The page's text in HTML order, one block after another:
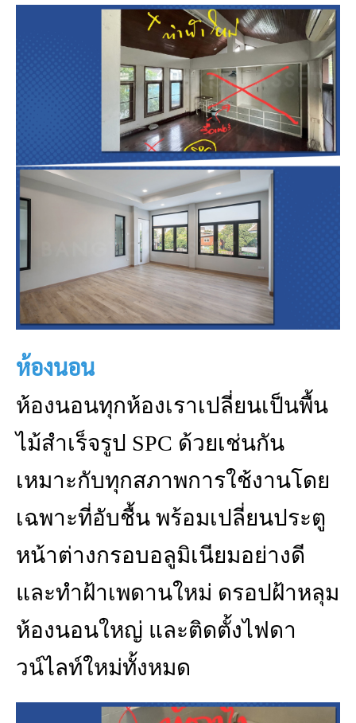
ห้องนอน
ห้องนอนทุกห้องเราเปลี่ยนเป็นพื้น
ไม้สำเร็จรูป SPC ด้วยเช่นกัน
เหมาะกับทุกสภาพการใช้งานโดย
เฉพาะที่อับชื้น พร้อมเปลี่ยนประตู
หน้าต่างกรอบอลูมิเนียมอย่างดี
และทำฝ้าเพดานใหม่ ดรอปฝ้าหลุม
ห้องนอนใหญ่ และติดตั้งไฟดา
วน์ไลท์ใหม่ทั้งหมด